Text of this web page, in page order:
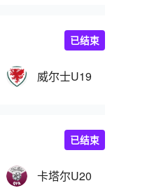
威尔士U19
已结束
卡塔尔U20
已结束